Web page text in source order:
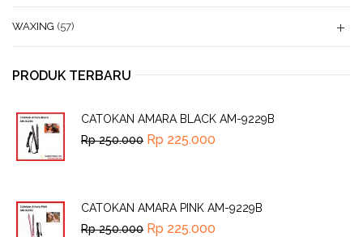
WAXING (57)
PRODUK TERBARU
CATOKAN AMARA BLACK AM-9229B
Rp250.000 Rp 225.000
CATOKAN AMARA PINK AM-9229B
Rp250.000 Rp 225.000